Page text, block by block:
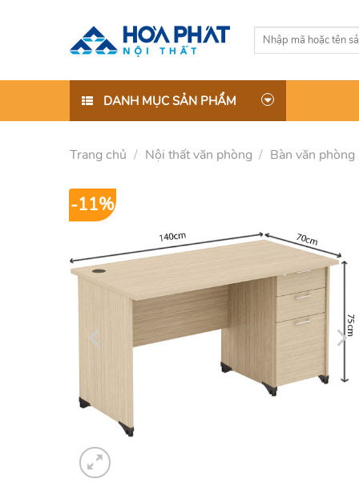
Tìm
DANH MỤC SẢN PHẨM
Trang chủ / Nội thất văn phòng / Bàn văn phòng
-11%